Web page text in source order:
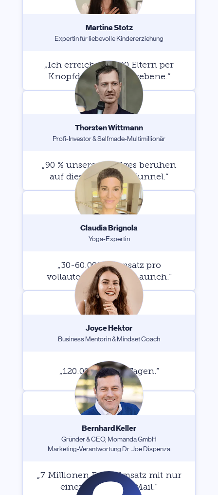
Martina Stotz
Expertin für liebevolle Kindererziehung
„Ich erreiche 60.000 Eltern per
Knopfdruck auf Herzebene.“
Thorsten Wittmann
Profi-Investor & Selfmade-Multimillionär
„90 % unseres Erfolges beruhen
auf diesem Master-Funnel.“
Claudia Brignola
Yoga-Expertin
„30-60.000 € Umsatz pro
vollautomatisiertem Launch.“
Joyce Hektor
Business Mentorin & Mindset Coach
„120.000 € in 30 Tagen.“
Bernhard Keller
Gründer & CEO, Momanda GmbH
Marketing-Verantwortung Dr. Joe Dispenza
„7 Millionen Euro Umsatz mit nur
einer einzigen E-Mail.“